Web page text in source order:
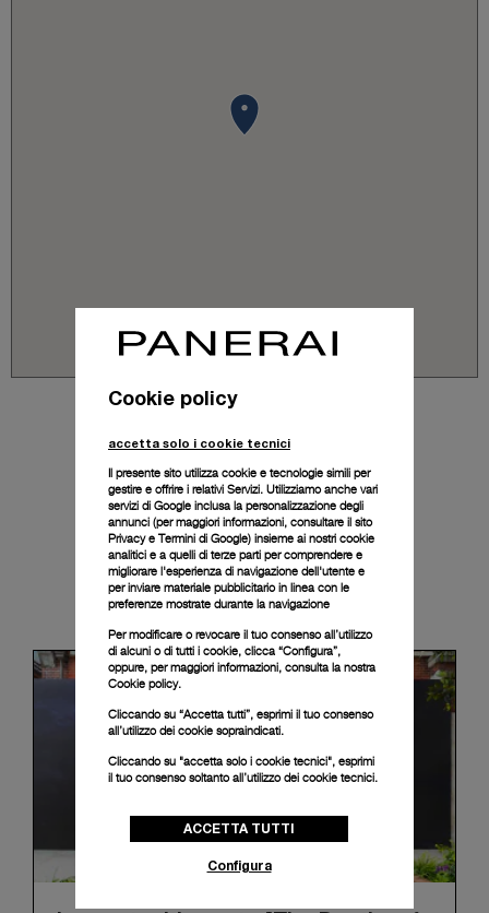
News & Events
Cookie policy
accetta solo i cookie tecnici
Il presente sito utilizza cookie e tecnologie simili per
gestire e offrire i relativi Servizi. Utilizziamo anche vari
servizi di Google inclusa la personalizzazione degli
annunci (per maggiori informazioni, consultare il sito
Privacy e Termini di Google) insieme ai nostri cookie
analitici e a quelli di terze parti per comprendere e
migliorare l'esperienza di navigazione dell'utente e
per inviare materiale pubblicitario in linea con le
preferenze mostrate durante la navigazione
Per modificare o revocare il tuo consenso all’utilizzo
di alcuni o di tutti i cookie, clicca “Configura”,
oppure, per maggiori informazioni, consulta la nostra
Cookie policy.
Cliccando su “Accetta tutti”, esprimi il tuo consenso
all’utilizzo dei cookie sopraindicati.
Cliccando su "accetta solo i cookie tecnici", esprimi
il tuo consenso soltanto all’utilizzo dei cookie tecnici.
ACCETTA TUTTI
Configura